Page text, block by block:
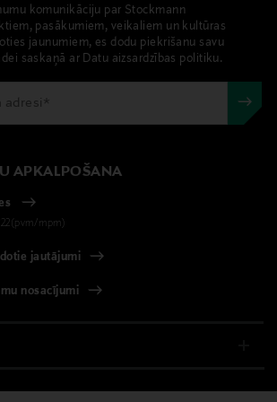
komunikāciju par Stockmann
pasākumiem, veikaliem un kultūras
jaunumiem, es dodu piekrišanu savu
saskaņā ar Datu aizsardzības politiku.
APKALPOŠANA
mpm)
jautājumi
nosacījumi